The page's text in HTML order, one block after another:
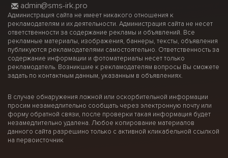
admin@sms-irk.pro
Администрация сайта не имеет никакого отношения к
рекламодателям и их деятельности. Администрация сайта не несет
ответственности за содержание рекламы и объявлений. Все
рекламные материалы, изображения, баннеры, тексты, объявления
публикуются рекламодателями самостоятельно. Ответственность за
содержание информации и фотоматериалы несет только
рекламодатель. Возникшие к рекламодателям вопросы Вы сможете
задать по контактным данным, указанным в объявлениях.
В случае обнаружения ложной или оскорбительной информации
просим незамедлительно сообщать через электронную почту или
форму обратной связи, после проверки такая информация будет
незамедлительно удалена. Любое копирование материалов
данного сайта разрешино только с активной кликабельной ссылкой
на первоисточник